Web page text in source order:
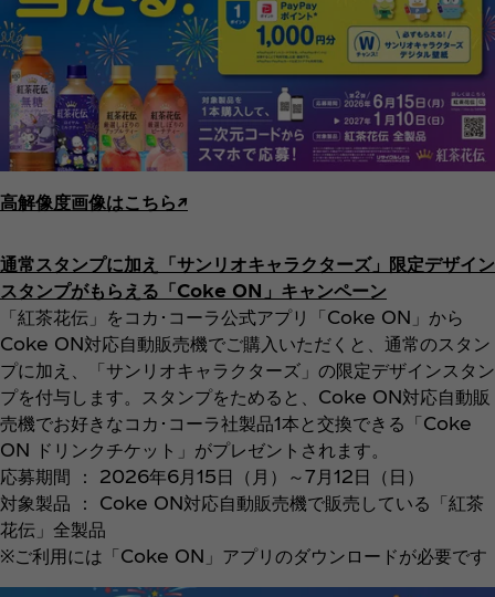
高解像度画像はこちら↗︎
通常スタンプに加え「サンリオキャラクターズ」限定デザイン
スタンプがもらえる「Coke ON」キャンペーン
「紅茶花伝」をコカ･コーラ公式アプリ「Coke ON」から
Coke ON対応自動販売機でご購入いただくと、通常のスタン
プに加え、「サンリオキャラクターズ」の限定デザインスタン
プを付与します。スタンプをためると、Coke ON対応自動販
売機でお好きなコカ･コーラ社製品1本と交換できる「Coke
ON ドリンクチケット」がプレゼントされます。
応募期間 ： 2026年6月15日（月）～7月12日（日）
対象製品 ： Coke ON対応自動販売機で販売している「紅茶
花伝」全製品
※ご利用には「Coke ON」アプリのダウンロードが必要です